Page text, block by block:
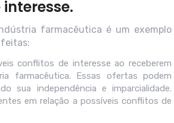
farmacêutica é um exemplo
feitas:
conflitos de interesse ao receberem
farmacêutica. Essas ofertas podem
sua independência e imparcialidade.
em relação a possíveis conflitos de